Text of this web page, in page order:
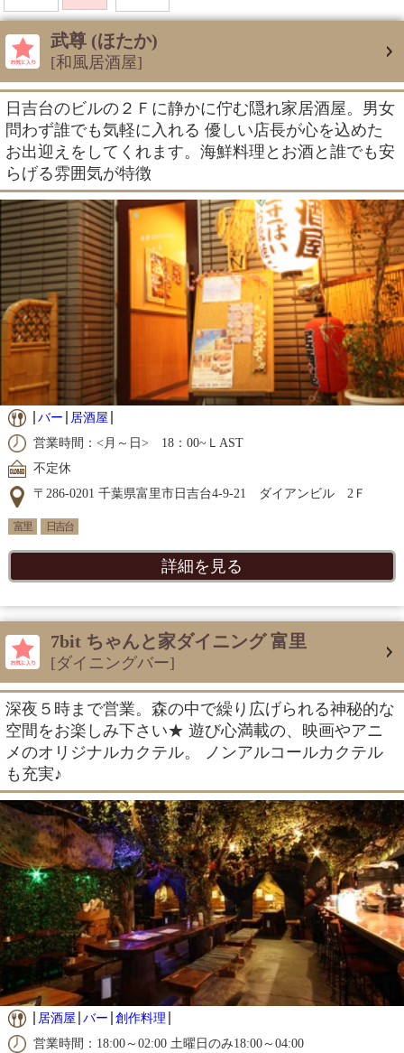
武尊 (ほたか)
[和風居酒屋]
日吉台のビルの２Ｆに静かに佇む隠れ家居酒屋。男女
問わず誰でも気軽に入れる 優しい店長が心を込めた
お出迎えをしてくれます。海鮮料理とお酒と誰でも安
らげる雰囲気が特徴
バー
居酒屋
営業時間：<月～日> 18：00~ＬAST
不定休
〒286-0201 千葉県富里市日吉台4-9-21 ダイアンビル 2Ｆ
富里 日吉台
詳細を見る
7bit ちゃんと家ダイニング 富里
[ダイニングバー]
深夜５時まで営業。森の中で繰り広げられる神秘的な
空間をお楽しみ下さい★ 遊び心満載の、映画やアニ
メのオリジナルカクテル。 ノンアルコールカクテル
も充実♪
居酒屋 バー 創作料理
営業時間：18:00～02:00 土曜日のみ18:00～04:00